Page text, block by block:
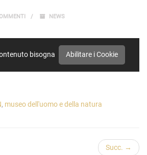
NEWS
bisogna Abilitare i Cookie
, museo dell'uomo e della natura
Succ. →